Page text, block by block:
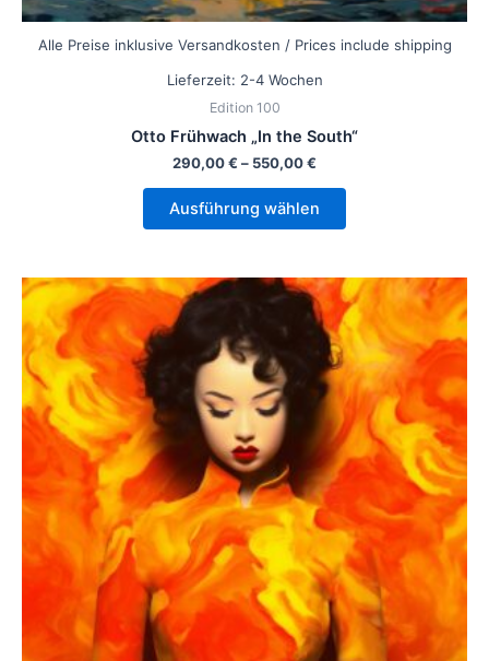
Alle Preise inklusive Versandkosten / Prices include shipping
Lieferzeit: 2-4 Wochen
Edition 100
Otto Frühwach „In the South“
290,00€ – 550,00€
Ausführung wählen
Dieses
Produkt
weist
mehrere
Varianten
auf.
Die
Optionen
können
auf
der
Produktseite
gewählt
werden